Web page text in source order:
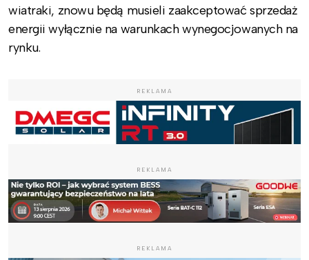
wiatraki, znowu będą musieli zaakceptować sprzedaż
energii wyłącznie na warunkach wynegocjowanych na
rynku.
REKLAMA
REKLAMA
REKLAMA